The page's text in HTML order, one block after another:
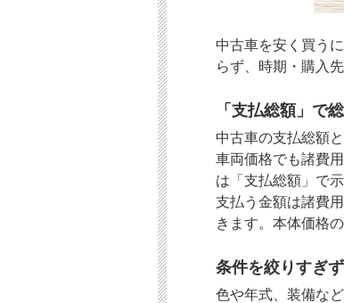
中古車を安く買う
らず、時期・購入
「支払総額」で
中古車の支払総額
車両価格でも諸費
は「支払総額」で
支払う金額は諸費
きます。本体価格
条件を絞りすぎ
色や年式、装備な